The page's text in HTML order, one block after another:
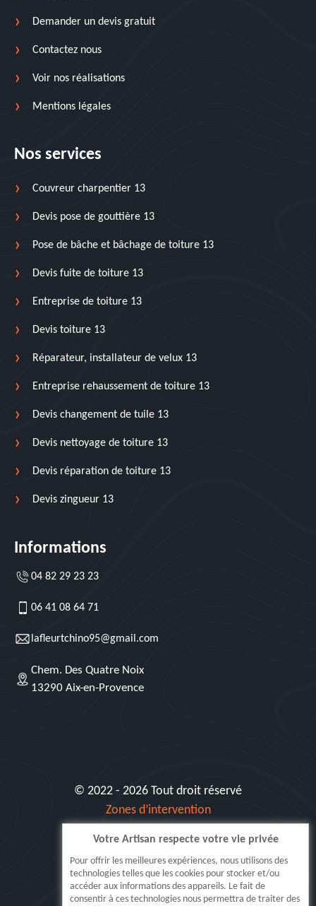
Demander un devis gratuit
Contactez nous
Voir nos réalisations
Mentions légales
Nos services
Couvreur charpentier 13
Devis pose de gouttière 13
Pose de bâche et bâchage de toiture 13
Devis fuite de toiture 13
Entreprise de toiture 13
Devis toiture 13
Réparateur, installateur de velux 13
Entreprise rehaussement de toiture 13
Devis changement de tuile 13
Devis nettoyage de toiture 13
Devis réparation de toiture 13
Devis zingueur 13
Informations
04 82 29 23 23
06 41 08 64 71
lafleurtchino95@gmail.com
Chem. Des Quatre Noix
13290 Aix-en-Provence
© 2022 - 2026 Tout droit réservé
Zones d’intervention
Siret: 515 062 404 000 30
Votre Artisan respecte votre vie privée
Pour offrir les meilleures expériences, nous utilisons des
technologies telles que les cookies pour stocker et/ou
accéder aux informations des appareils. Le fait de
consentir à ces technologies nous permettra de traiter des